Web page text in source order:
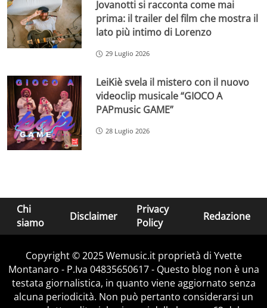
Jovanotti si racconta come mai
prima: il trailer del film che mostra il
lato più intimo di Lorenzo
29 Luglio 2026
LeiKiè svela il mistero con il nuovo
videoclip musicale “GIOCO A
PAPmusic GAME”
28 Luglio 2026
Chi
siamo
Disclaimer
Privacy
Policy
Redazione
Copyright © 2025 Wemusic.it proprietà di Yvette
Montanaro - P.Iva 04835650617 - Questo blog non è una
testata giornalistica, in quanto viene aggiornato senza
alcuna periodicità. Non può pertanto considerarsi un